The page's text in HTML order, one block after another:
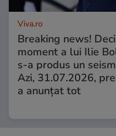
Viva.ro
Breaking news!
moment a lui Ilie
s-a produs un
Azi, 31.07.2026,
a anunțat tot